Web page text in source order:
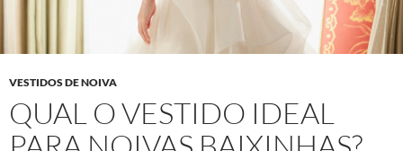
VESTIDOS DE NOIVA
QUAL O VESTIDO IDEAL